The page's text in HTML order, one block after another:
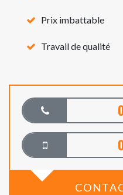
Prix imbattable
Travail de qualité